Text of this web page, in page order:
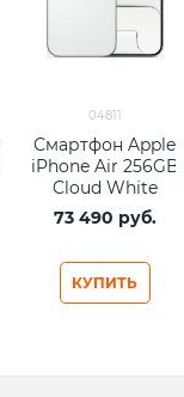
04811
Смартфон Apple
iPhone Air 256GB
Cloud White
73 490 руб.
КУПИТЬ